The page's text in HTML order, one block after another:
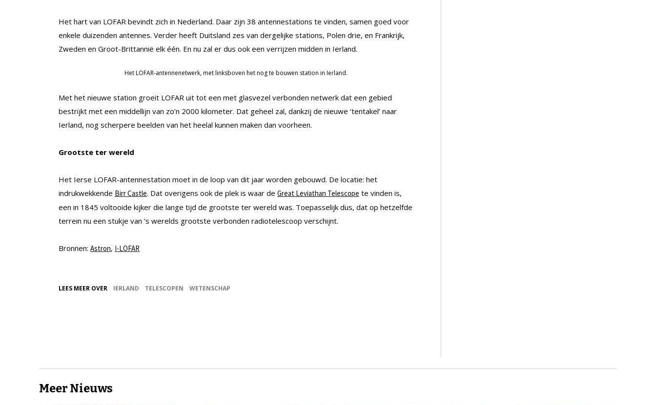
Het hart van LOFAR bevindt zich in Nederland. Daar zijn 38 antennestations te vinden, samen goed voor
enkele duizenden antennes. Verder heeft Duitsland zes van dergelijke stations, Polen drie, en Frankrijk,
Zweden en Groot-Brittannië elk één. En nu zal er dus ook een verrijzen midden in Ierland.
Het LOFAR-antennenetwerk, met linksboven het nog te bouwen station in Ierland.
Met het nieuwe station groeit LOFAR uit tot een met glasvezel verbonden netwerk dat een gebied
bestrijkt met een middellijn van zo’n 2000 kilometer. Dat geheel zal, dankzij de nieuwe ‘tentakel’ naar
Ierland, nog scherpere beelden van het heelal kunnen maken dan voorheen.
Grootste ter wereld
Het Ierse LOFAR-antennestation moet in de loop van dit jaar worden gebouwd. De locatie: het
indrukwekkende Birr Castle. Dat overigens ook de plek is waar de Great Leviathan Telescope te vinden is,
een in 1845 voltooide kijker die lange tijd de grootste ter wereld was. Toepasselijk dus, dat op hetzelfde
terrein nu een stukje van ’s werelds grootste verbonden radiotelescoop verschijnt.
Bronnen: Astron, I-LOFAR
LEES MEER OVER IERLAND TELESCOPEN WETENSCHAP
Meer Nieuws